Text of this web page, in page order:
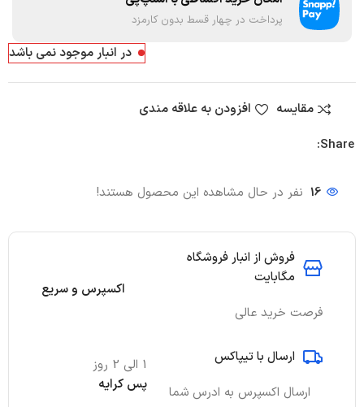
پرداخت در چهار قسط بدون کارمزد
در انبار موجود نمی باشد
مقایسه
افزودن به علاقه مندی
Share:
16 نفر در حال مشاهده این محصول هستند!
فروش از انبار فروشگاه
مگابایت
فرصت خرید عالی
اکسپرس و سریع
ارسال با تیپاکس
ارسال اکسپرس به ادرس شما
1 الی 2 روز
پس کرایه